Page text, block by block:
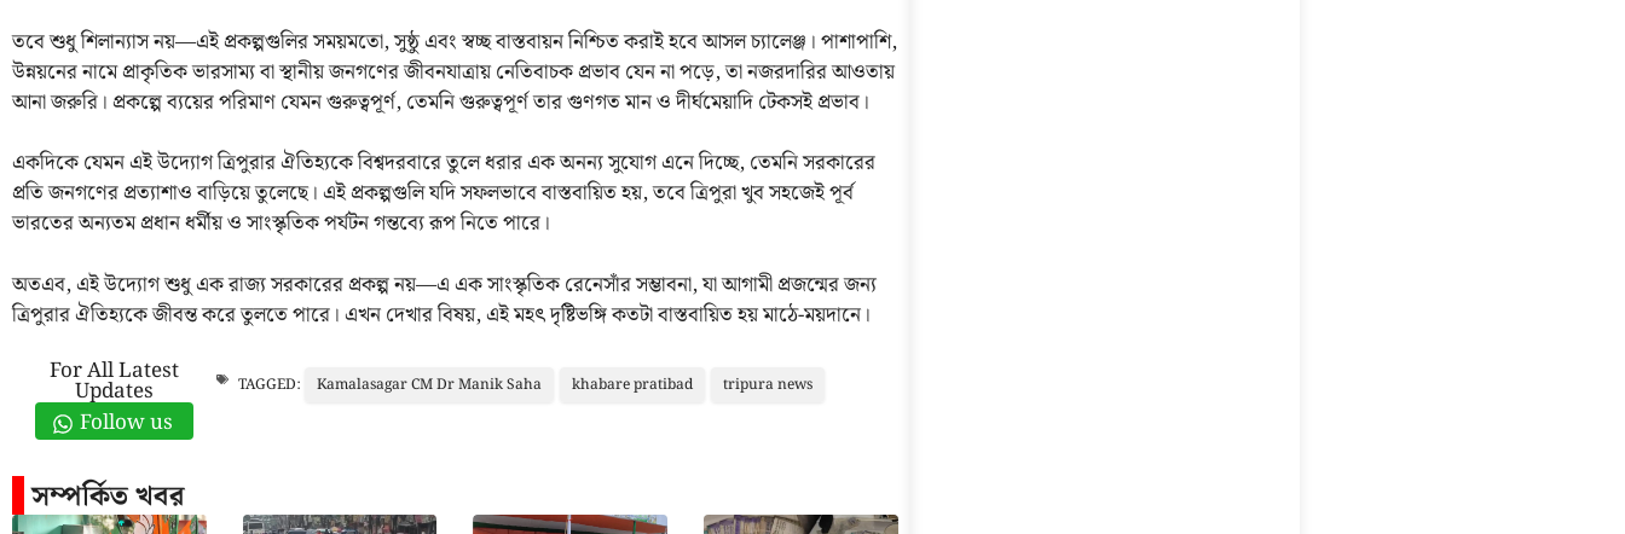
তবে শুধু শিলান্যাস নয়—এই প্রকল্পগুলির সময়মতো, সুষ্ঠু এবং স্বচ্ছ বাস্তবায়ন নিশ্চিত করাই হবে আসল চ্যালেঞ্জ। পাশাপাশি,
উন্নয়নের নামে প্রাকৃতিক ভারসাম্য বা স্থানীয় জনগণের জীবনযাত্রায় নেতিবাচক প্রভাব যেন না পড়ে, তা নজরদারির আওতায়
আনা জরুরি। প্রকল্পে ব্যয়ের পরিমাণ যেমন গুরুত্বপূর্ণ, তেমনি গুরুত্বপূর্ণ তার গুণগত মান ও দীর্ঘমেয়াদি টেকসই প্রভাব।
একদিকে যেমন এই উদ্যোগ ত্রিপুরার ঐতিহ্যকে বিশ্বদরবারে তুলে ধরার এক অনন্য সুযোগ এনে দিচ্ছে, তেমনি সরকারের
প্রতি জনগণের প্রত্যাশাও বাড়িয়ে তুলেছে। এই প্রকল্পগুলি যদি সফলভাবে বাস্তবায়িত হয়, তবে ত্রিপুরা খুব সহজেই পূর্ব
ভারতের অন্যতম প্রধান ধর্মীয় ও সাংস্কৃতিক পর্যটন গন্তব্যে রূপ নিতে পারে।
অতএব, এই উদ্যোগ শুধু এক রাজ্য সরকারের প্রকল্প নয়—এ এক সাংস্কৃতিক রেনেসাঁর সম্ভাবনা, যা আগামী প্রজন্মের জন্য
ত্রিপুরার ঐতিহ্যকে জীবন্ত করে তুলতে পারে। এখন দেখার বিষয়, এই মহৎ দৃষ্টিভঙ্গি কতটা বাস্তবায়িত হয় মাঠে-ময়দানে।
For All Latest
Updates
Follow us
TAGGED: Kamalasagar CM Dr Manik Saha khabare pratibad tripura news
সম্পর্কিত খবর